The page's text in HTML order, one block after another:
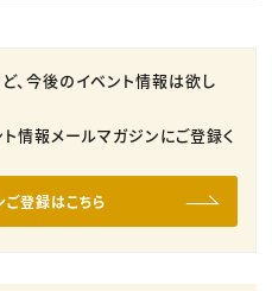
、今後のイベント情報は欲し
情報メールマガジンにご登録く
登録はこちら